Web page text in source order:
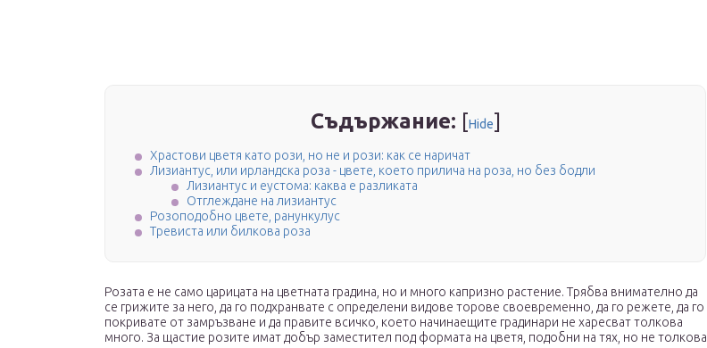
Съдържание: [Hide]
Храстови цветя като рози, но не и рози: как се наричат
Лизиантус, или ирландска роза - цвете, което прилича на роза, но без бодли
Лизиантус и еустома: каква е разликата
Отглеждане на лизиантус
Розоподобно цвете, ранункулус
Тревиста или билкова роза
Розата е не само царицата на цветната градина, но и много капризно растение. Трябва внимателно да
се грижите за него, да го подхранвате с определени видове торове своевременно, да го режете, да го
покривате от замръзване и да правите всичко, което начинаещите градинари не харесват толкова
много. За щастие розите имат добър заместител под формата на цветя, подобни на тях, но не толкова